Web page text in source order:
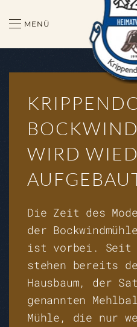
Zum Hauptinhalt
MENÜ
WIRD
Die Zeit des
der
ist vorbei. Seit
stehen bereits
Hausbaum, der
genannten
Mühle, die nur